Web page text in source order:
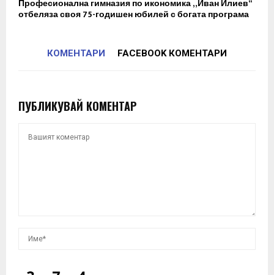
Професионална гимназия по икономика „Иван Илиев“
отбеляза своя 75-годишен юбилей с богата програма
КОМЕНТАРИ FACEBOOK КОМЕНТАРИ
ПУБЛИКУВАЙ КОМЕНТАР